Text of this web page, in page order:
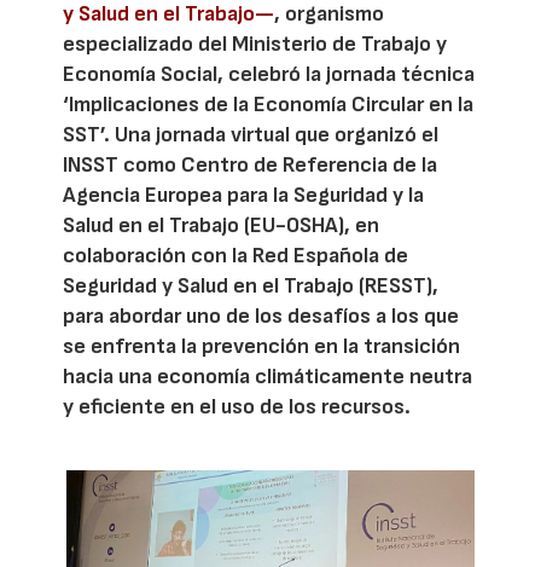
y Salud en el Trabajo—, organismo
especializado del Ministerio de Trabajo y
Economía Social, celebró la jornada técnica
‘Implicaciones de la Economía Circular en la
SST’. Una jornada virtual que organizó el
INSST como Centro de Referencia de la
Agencia Europea para la Seguridad y la
Salud en el Trabajo (EU-OSHA), en
colaboración con la Red Española de
Seguridad y Salud en el Trabajo (RESST),
para abordar uno de los desafíos a los que
se enfrenta la prevención en la transición
hacia una economía climáticamente neutra
y eficiente en el uso de los recursos.